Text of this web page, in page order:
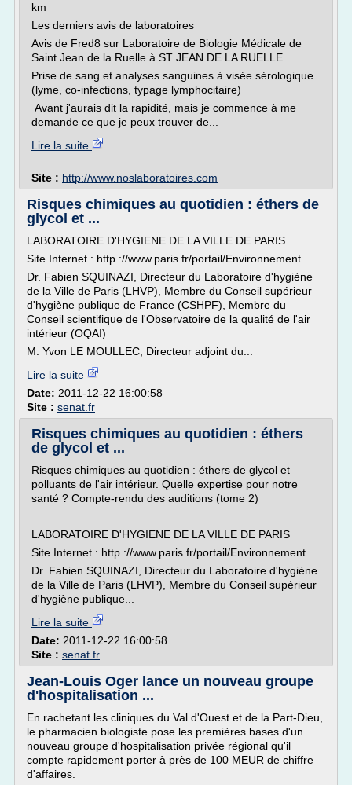
km
Les derniers avis de laboratoires
Avis de Fred8 sur Laboratoire de Biologie Médicale de
Saint Jean de la Ruelle à ST JEAN DE LA RUELLE
Prise de sang et analyses sanguines à visée sérologique
(lyme, co-infections, typage lymphocitaire)
Avant j'aurais dit la rapidité, mais je commence à me
demande ce que je peux trouver de...
Lire la suite
Site : http://www.noslaboratoires.com
Risques chimiques au quotidien : éthers de
glycol et ...
LABORATOIRE D'HYGIENE DE LA VILLE DE PARIS
Site Internet : http ://www.paris.fr/portail/Environnement
Dr. Fabien SQUINAZI, Directeur du Laboratoire d'hygiène
de la Ville de Paris (LHVP), Membre du Conseil supérieur
d'hygiène publique de France (CSHPF), Membre du
Conseil scientifique de l'Observatoire de la qualité de l'air
intérieur (OQAI)
M. Yvon LE MOULLEC, Directeur adjoint du...
Lire la suite
Date: 2011-12-22 16:00:58
Site : senat.fr
Risques chimiques au quotidien : éthers
de glycol et ...
Risques chimiques au quotidien : éthers de glycol et
polluants de l'air intérieur. Quelle expertise pour notre
santé ? Compte-rendu des auditions (tome 2)
LABORATOIRE D'HYGIENE DE LA VILLE DE PARIS
Site Internet : http ://www.paris.fr/portail/Environnement
Dr. Fabien SQUINAZI, Directeur du Laboratoire d'hygiène
de la Ville de Paris (LHVP), Membre du Conseil supérieur
d'hygiène publique...
Lire la suite
Date: 2011-12-22 16:00:58
Site : senat.fr
Jean-Louis Oger lance un nouveau groupe
d'hospitalisation ...
En rachetant les cliniques du Val d'Ouest et de la Part-Dieu,
le pharmacien biologiste pose les premières bases d'un
nouveau groupe d'hospitalisation privée régional qu'il
compte rapidement porter à près de 100 MEUR de chiffre
d'affaires.